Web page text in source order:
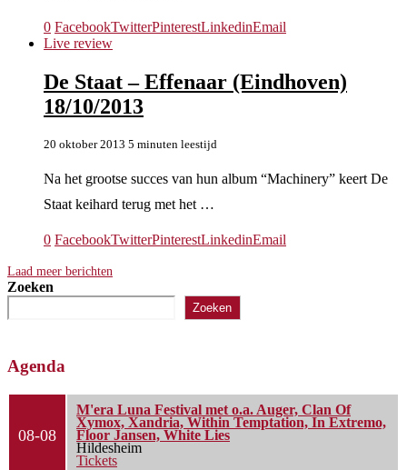
0 FacebookTwitterPinterestLinkedinEmail
Live review
De Staat – Effenaar (Eindhoven)
18/10/2013
20 oktober 2013 5 minuten leestijd
Na het grootse succes van hun album “Machinery” keert De
Staat keihard terug met het …
0 FacebookTwitterPinterestLinkedinEmail
Laad meer berichten
Zoeken
Zoeken
Agenda
08-08
M'era Luna Festival met o.a. Auger, Clan Of
Xymox, Xandria, Within Temptation, In Extremo,
Floor Jansen, White Lies
Hildesheim
Tickets